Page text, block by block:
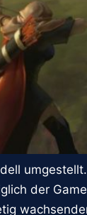
der